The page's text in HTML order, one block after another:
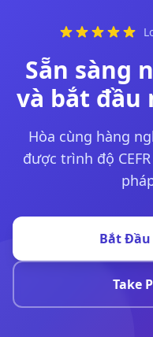
Sẵn sàng
và bắt đầu
Hòa cùng hàng
được trình độ
Bắt Đầu
Take